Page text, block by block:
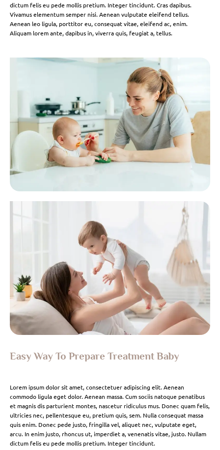
dictum felis eu pede mollis pretium. Integer tincidunt. Cras dapibus.
Vivamus elementum semper nisi. Aenean vulputate eleifend tellus.
Aenean leo ligula, porttitor eu, consequat vitae, eleifend ac, enim.
Aliquam lorem ante, dapibus in, viverra quis, feugiat a, tellus.
Easy Way To Prepare Treatment Baby
Lorem ipsum dolor sit amet, consectetuer adipiscing elit. Aenean
commodo ligula eget dolor. Aenean massa. Cum sociis natoque penatibus
et magnis dis parturient montes, nascetur ridiculus mus. Donec quam felis,
ultricies nec, pellentesque eu, pretium quis, sem. Nulla consequat massa
quis enim. Donec pede justo, fringilla vel, aliquet nec, vulputate eget,
arcu. In enim justo, rhoncus ut, imperdiet a, venenatis vitae, justo. Nullam
dictum felis eu pede mollis pretium. Integer tincidunt.